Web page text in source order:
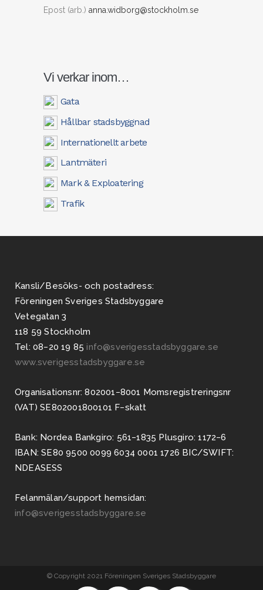
Epost (arb.) anna.widborg@stockholm.se
Vi verkar inom…
Gata
Hållbar stadsbyggnad
Internationellt arbete
Lantmäteri
Mark & Exploatering
Trafik
Kansli/Besöks- och postadress:
Föreningen Sveriges Stadsbyggare
Vetegatan 3
118 59 Stockholm
Tel: 08−20 19 85 info@sverigesstadsbyggare.se
www.sverigesstadsbyggare.se
Organisationsnr: 802001−8001 Momsregistreringsnr
(VAT) SE802001800101 F−skatt
Bank: Nordea Bankgiro: 561−1835 Plusgiro: 1172−6
IBAN: SE80 9500 0099 6034 0001 1726 BIC/SWIFT:
NDEASESS
Felanmälan/support hemsidan:
info@sverigesstadsbyggare.se
© Copyright 2021 Föreningen Sveriges Stadsbyggare